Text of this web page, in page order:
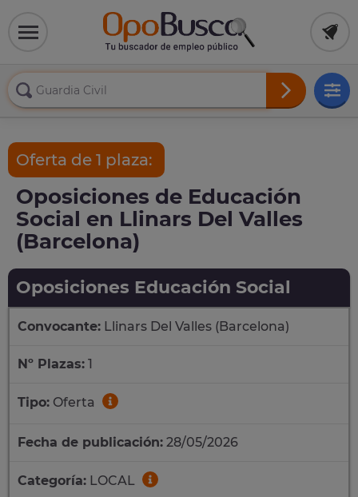
Oferta de 1 plaza:
Oposiciones de Educación
Social en Llinars Del Valles
(Barcelona)
Oposiciones Educación Social
Convocante: Llinars Del Valles (Barcelona)
Nº Plazas: 1
Tipo: Oferta
Fecha de publicación: 28/05/2026
Categoría: LOCAL